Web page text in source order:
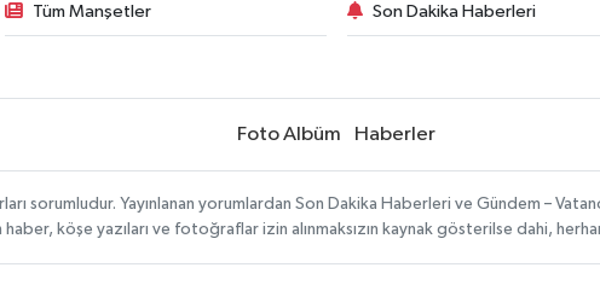
Tüm Manşetler Son Dakika Haberleri
Foto Albüm Haberler
sorumludur. Yayınlanan yorumlardan Son Dakika Haberleri ve Gündem –
haber, köşe yazıları ve fotoğraflar izin alınmaksızın kaynak gösterilse dahi,